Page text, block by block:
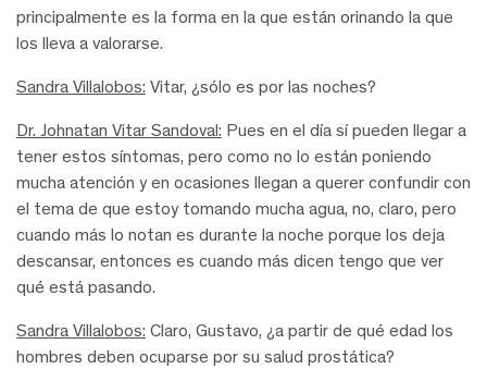
principalmente es la forma en la que están orinando la que
los lleva a valorarse.
Sandra Villalobos: Vitar, ¿sólo es por las noches?
Dr. Johnatan Vitar Sandoval: Pues en el día sí pueden llegar a
tener estos síntomas, pero como no lo están poniendo
mucha atención y en ocasiones llegan a querer confundir con
el tema de que estoy tomando mucha agua, no, claro, pero
cuando más lo notan es durante la noche porque los deja
descansar, entonces es cuando más dicen tengo que ver
qué está pasando.
Sandra Villalobos: Claro, Gustavo, ¿a partir de qué edad los
hombres deben ocuparse por su salud prostática?